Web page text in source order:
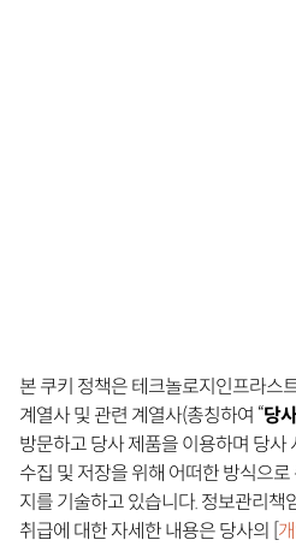
본 쿠키 정책은 테크놀로지인프라스
계열사 및 관련 계열사(총칭하여 “당사
방문하고 당사 제품을 이용하며 당사
수집 및 저장을 위해 어떠한 방식으
지를 기술하고 있습니다. 정보관리책
취급에 대한 자세한 내용은 당사의 [